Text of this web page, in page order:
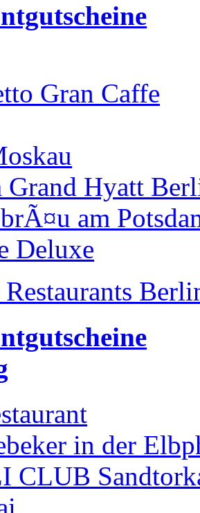
Gran Caffe
Grand Hyatt
am
Deluxe
in der
CLUB